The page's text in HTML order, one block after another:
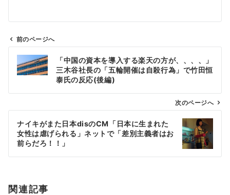
ビ
ン
前のページへ
「中国の資本を導入する楽天の方が、、、、」
三木谷社長の「五輪開催は自殺行為」で竹田恒
泰氏の反応(後編)
次のページへ
ナイキがまた日本disのCM「日本に生まれた
女性は虐げられる」ネットで「差別主義者はお
前らだろ！！」
関連記事